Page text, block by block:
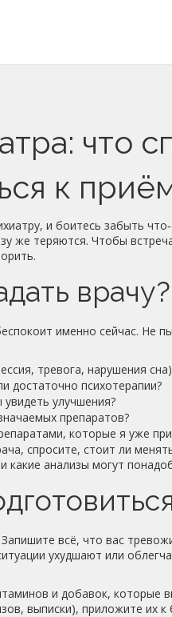
что
к
и боитесь забыть
же теряются. Чтобы
врачу?
именно сейчас. Не
тревога, нарушения сна)
достаточно психотерапии?
улучшения?
препаратов?
которые я уже
спросите, стоит ли
какие анализы могут
всё, что вас
ухудшают или
и добавок, которые
выписки), приложите их